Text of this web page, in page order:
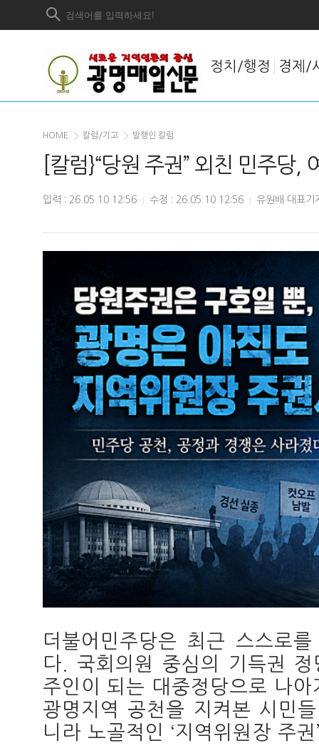
정치/행정 경제/
HOME 칼럼/기고 발행인 칼럼
[칼럼}“당원 주권” 외친 민주당,
입력 : 26.05.10 12:56 | 수정 : 26.05.10 12:56 | 유원배 대표기
더불어민주당은 최근 스스로
다. 국회의원 중심의 기득권
주인이 되는 대중정당으로 나
광명지역 공천을 지켜본 시민
니라 노골적인 ‘지역위원장 주권